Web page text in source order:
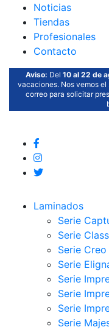
Noticias
Tiendas
Profesionales
Contacto
Aviso: Del 10 al 22 de
vacaciones. Nos vemos
correo para solicitar
Laminados
Serie
Serie
Serie Creo
Serie
Serie
Serie
Serie
Serie